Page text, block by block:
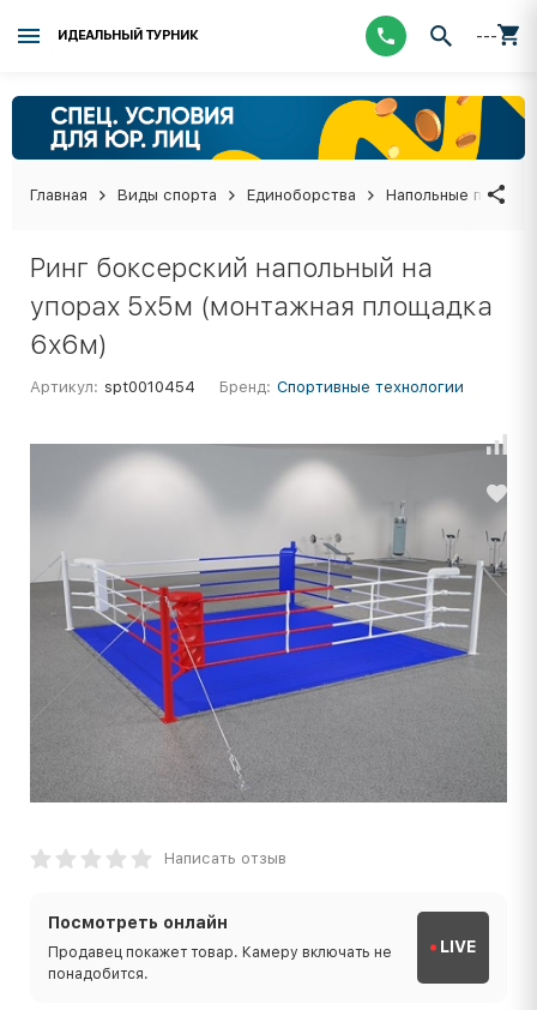
ИДЕАЛЬНЫЙ ТУРНИК ---
Главная Виды спорта Единоборства Напольные
Ринг боксерский напольный на
упорах 5х5м (монтажная площадка
6х6м)
Артикул: spt0010454 Бренд: Спортивные технологии
Написать отзыв
Посмотреть онлайн
Продавец покажет товар. Камеру включать не
понадобится.
LIVE